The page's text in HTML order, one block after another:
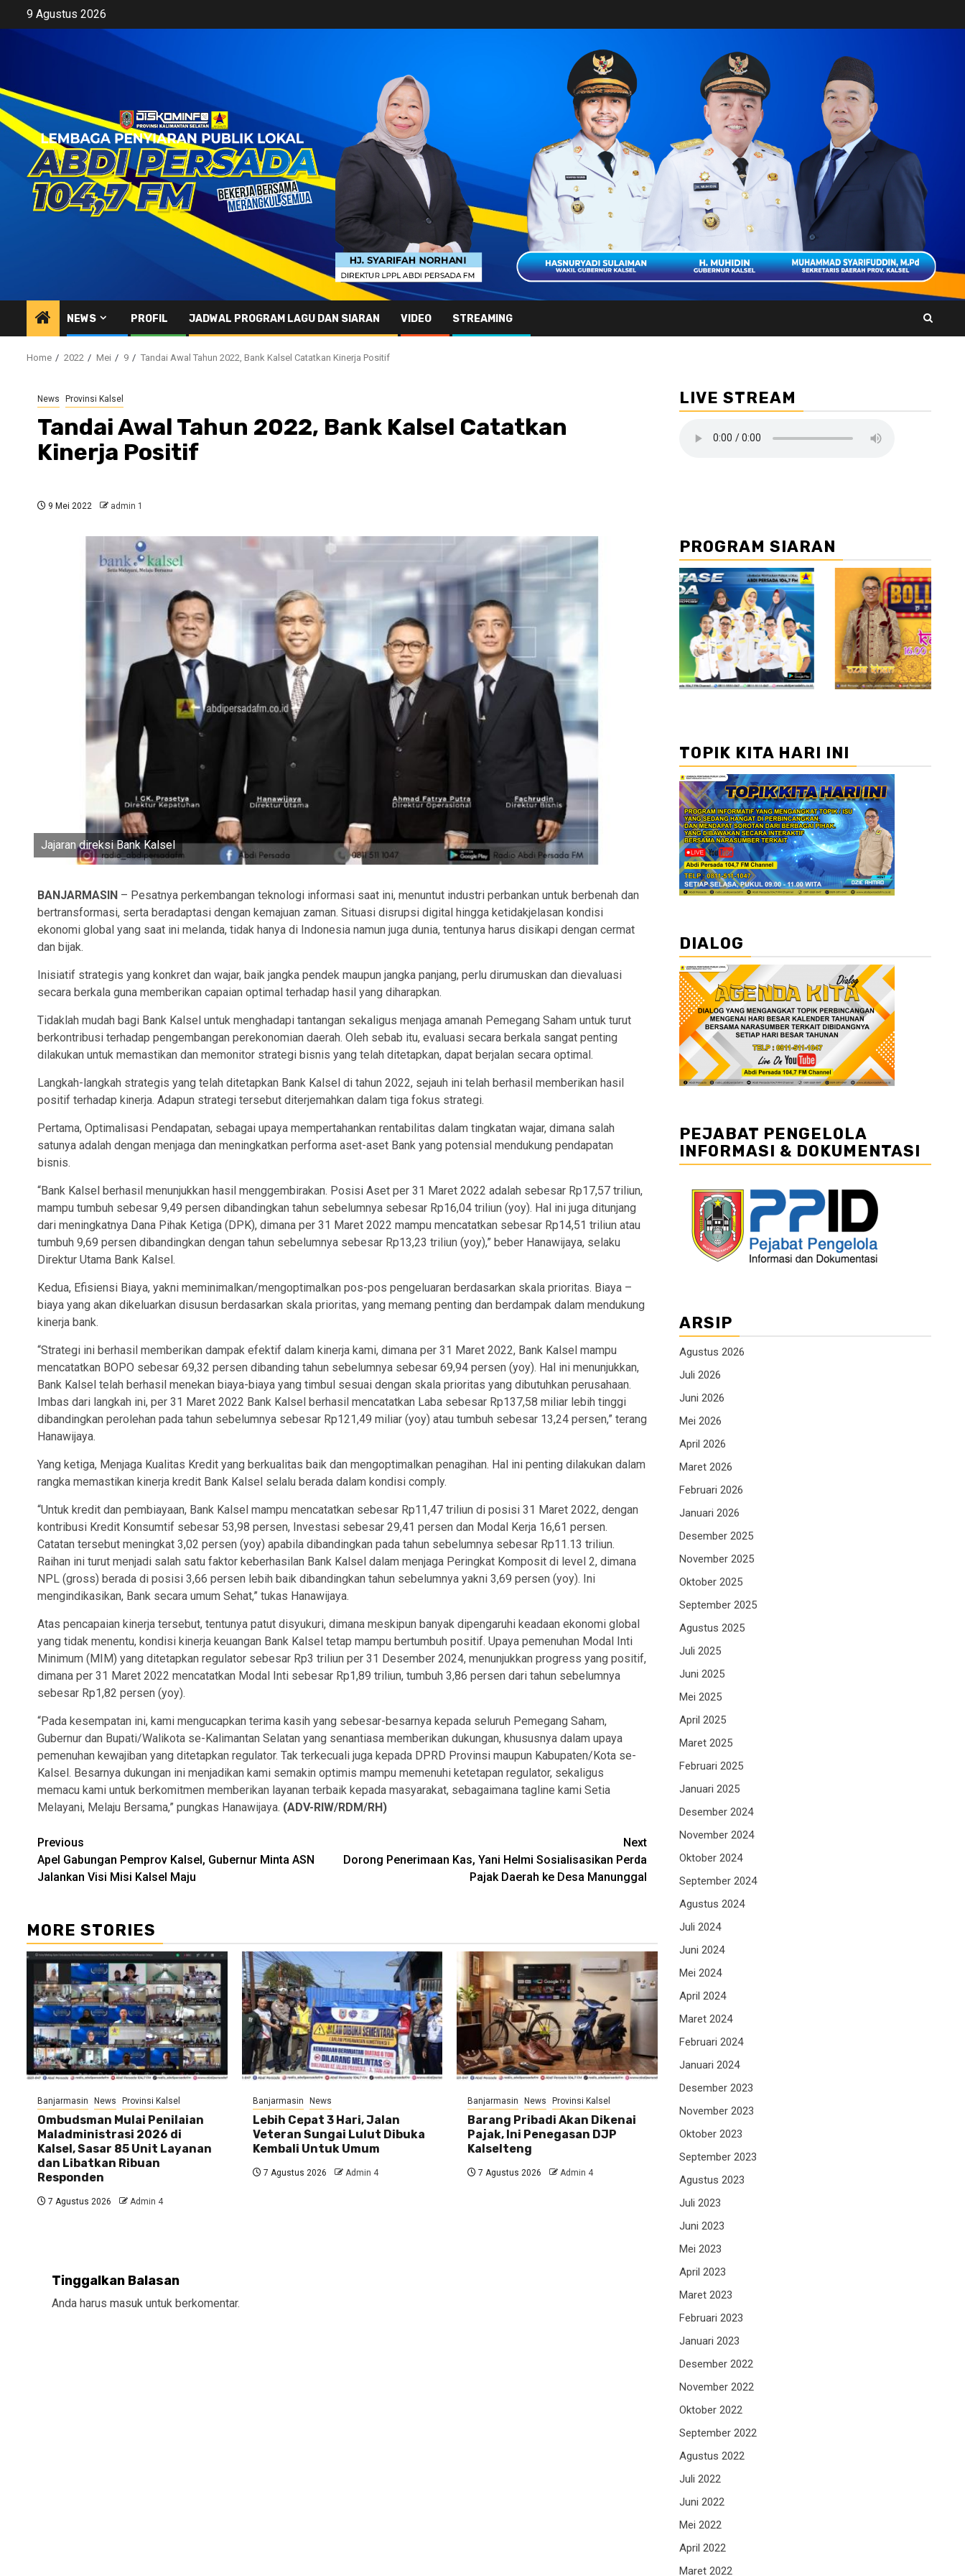
content
9 Agustus 2026
NEWS PROFIL JADWAL PROGRAM LAGU DAN SIARAN VIDEO STREAMING
Home 2022 Mei 9 Tandai Awal Tahun 2022, Bank Kalsel Catatkan Kinerja Positif
News Provinsi Kalsel
Tandai Awal Tahun 2022, Bank Kalsel Catatkan
Kinerja Positif
9 Mei 2022 admin 1
Jajaran direksi Bank Kalsel
BANJARMASIN – Pesatnya perkembangan teknologi informasi saat ini, menuntut industri perbankan untuk berbenah dan
bertransformasi, serta beradaptasi dengan kemajuan zaman. Situasi disrupsi digital hingga ketidakjelasan kondisi
ekonomi global yang saat ini melanda, tidak hanya di Indonesia namun juga dunia, tentunya harus disikapi dengan cermat
dan bijak.
Inisiatif strategis yang konkret dan wajar, baik jangka pendek maupun jangka panjang, perlu dirumuskan dan dievaluasi
secara berkala guna memberikan capaian optimal terhadap hasil yang diharapkan.
Tidaklah mudah bagi Bank Kalsel untuk menghadapi tantangan sekaligus menjaga amanah Pemegang Saham untuk turut
berkontribusi terhadap pengembangan perekonomian daerah. Oleh sebab itu, evaluasi secara berkala sangat penting
dilakukan untuk memastikan dan memonitor strategi bisnis yang telah ditetapkan, dapat berjalan secara optimal.
Langkah-langkah strategis yang telah ditetapkan Bank Kalsel di tahun 2022, sejauh ini telah berhasil memberikan hasil
positif terhadap kinerja. Adapun strategi tersebut diterjemahkan dalam tiga fokus strategi.
Pertama, Optimalisasi Pendapatan, sebagai upaya mempertahankan rentabilitas dalam tingkatan wajar, dimana salah
satunya adalah dengan menjaga dan meningkatkan performa aset-aset Bank yang potensial mendukung pendapatan
bisnis.
“Bank Kalsel berhasil menunjukkan hasil menggembirakan. Posisi Aset per 31 Maret 2022 adalah sebesar Rp17,57 triliun,
mampu tumbuh sebesar 9,49 persen dibandingkan tahun sebelumnya sebesar Rp16,04 triliun (yoy). Hal ini juga ditunjang
dari meningkatnya Dana Pihak Ketiga (DPK), dimana per 31 Maret 2022 mampu mencatatkan sebesar Rp14,51 triliun atau
tumbuh 9,69 persen dibandingkan dengan tahun sebelumnya sebesar Rp13,23 triliun (yoy),” beber Hanawijaya, selaku
Direktur Utama Bank Kalsel.
Kedua, Efisiensi Biaya, yakni meminimalkan/mengoptimalkan pos-pos pengeluaran berdasarkan skala prioritas. Biaya –
biaya yang akan dikeluarkan disusun berdasarkan skala prioritas, yang memang penting dan berdampak dalam mendukung
kinerja bank.
“Strategi ini berhasil memberikan dampak efektif dalam kinerja kami, dimana per 31 Maret 2022, Bank Kalsel mampu
mencatatkan BOPO sebesar 69,32 persen dibanding tahun sebelumnya sebesar 69,94 persen (yoy). Hal ini menunjukkan,
Bank Kalsel telah berhasil menekan biaya-biaya yang timbul sesuai dengan skala prioritas yang dibutuhkan perusahaan.
Imbas dari langkah ini, per 31 Maret 2022 Bank Kalsel berhasil mencatatkan Laba sebesar Rp137,58 miliar lebih tinggi
dibandingkan perolehan pada tahun sebelumnya sebesar Rp121,49 miliar (yoy) atau tumbuh sebesar 13,24 persen,” terang
Hanawijaya.
Yang ketiga, Menjaga Kualitas Kredit yang berkualitas baik dan mengoptimalkan penagihan. Hal ini penting dilakukan dalam
rangka memastikan kinerja kredit Bank Kalsel selalu berada dalam kondisi comply.
“Untuk kredit dan pembiayaan, Bank Kalsel mampu mencatatkan sebesar Rp11,47 triliun di posisi 31 Maret 2022, dengan
kontribusi Kredit Konsumtif sebesar 53,98 persen, Investasi sebesar 29,41 persen dan Modal Kerja 16,61 persen.
Catatan tersebut meningkat 3,02 persen (yoy) apabila dibandingkan pada tahun sebelumnya sebesar Rp11.13 triliun.
Raihan ini turut menjadi salah satu faktor keberhasilan Bank Kalsel dalam menjaga Peringkat Komposit di level 2, dimana
NPL (gross) berada di posisi 3,66 persen lebih baik dibandingkan tahun sebelumnya yakni 3,69 persen (yoy). Ini
mengindikasikan, Bank secara umum Sehat,” tukas Hanawijaya.
Atas pencapaian kinerja tersebut, tentunya patut disyukuri, dimana meskipun banyak dipengaruhi keadaan ekonomi global
yang tidak menentu, kondisi kinerja keuangan Bank Kalsel tetap mampu bertumbuh positif. Upaya pemenuhan Modal Inti
Minimum (MIM) yang ditetapkan regulator sebesar Rp3 triliun per 31 Desember 2024, menunjukkan progress yang positif,
dimana per 31 Maret 2022 mencatatkan Modal Inti sebesar Rp1,89 triliun, tumbuh 3,86 persen dari tahun sebelumnya
sebesar Rp1,82 persen (yoy).
“Pada kesempatan ini, kami mengucapkan terima kasih yang sebesar-besarnya kepada seluruh Pemegang Saham,
Gubernur dan Bupati/Walikota se-Kalimantan Selatan yang senantiasa memberikan dukungan, khususnya dalam upaya
pemenuhan kewajiban yang ditetapkan regulator. Tak terkecuali juga kepada DPRD Provinsi maupun Kabupaten/Kota se-
Kalsel. Besarnya dukungan ini menjadikan kami semakin optimis mampu memenuhi ketetapan regulator, sekaligus
memacu kami untuk berkomitmen memberikan layanan terbaik kepada masyarakat, sebagaimana tagline kami Setia
Melayani, Melaju Bersama,” pungkas Hanawijaya. (ADV-RIW/RDM/RH)
Continue
Reading
Previous
Apel Gabungan Pemprov Kalsel, Gubernur Minta ASN
Jalankan Visi Misi Kalsel Maju
Next
Dorong Penerimaan Kas, Yani Helmi Sosialisasikan Perda
Pajak Daerah ke Desa Manunggal
MORE STORIES
Banjarmasin News Provinsi Kalsel
Ombudsman Mulai Penilaian
Maladministrasi 2026 di
Kalsel, Sasar 85 Unit Layanan
dan Libatkan Ribuan
Responden
7 Agustus 2026 Admin 4
Banjarmasin News
Lebih Cepat 3 Hari, Jalan
Veteran Sungai Lulut Dibuka
Kembali Untuk Umum
7 Agustus 2026 Admin 4
Banjarmasin News Provinsi Kalsel
Barang Pribadi Akan Dikenai
Pajak, Ini Penegasan DJP
Kalselteng
7 Agustus 2026 Admin 4
Tinggalkan Balasan
Anda harus masuk untuk berkomentar.
LIVE STREAM
PROGRAM SIARAN
//1 //2
TOPIK KITA HARI INI
DIALOG
PEJABAT PENGELOLA
INFORMASI & DOKUMENTASI
ARSIP
Agustus 2026
Juli 2026
Juni 2026
Mei 2026
April 2026
Maret 2026
Februari 2026
Januari 2026
Desember 2025
November 2025
Oktober 2025
September 2025
Agustus 2025
Juli 2025
Juni 2025
Mei 2025
April 2025
Maret 2025
Februari 2025
Januari 2025
Desember 2024
November 2024
Oktober 2024
September 2024
Agustus 2024
Juli 2024
Juni 2024
Mei 2024
April 2024
Maret 2024
Februari 2024
Januari 2024
Desember 2023
November 2023
Oktober 2023
September 2023
Agustus 2023
Juli 2023
Juni 2023
Mei 2023
April 2023
Maret 2023
Februari 2023
Januari 2023
Desember 2022
November 2022
Oktober 2022
September 2022
Agustus 2022
Juli 2022
Juni 2022
Mei 2022
April 2022
Maret 2022